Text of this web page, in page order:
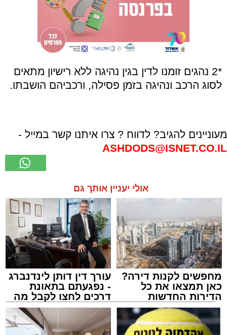
*2 נהגים זומנו לדין בגין נהיגה ללא רישיון מתאים
לסוג הרכב ונהיגה בזמן פסילה, ורכביהם הושבתו.
מעוניינים להגיב? לדווח ? צרו איתנו קשר במייל -
ASHDODS@ISNET.CO.IL
אולי יעניין אותך גם
מחפשים לקנות דירה?
כאן תמצאו את כל
הדירות החדשות
למכירה באשדוד >>>
עורך דין דותן לינדנברג
- נפגעתם בתאונת
דרכים לחצו לקבל מה
שמגיע לכם